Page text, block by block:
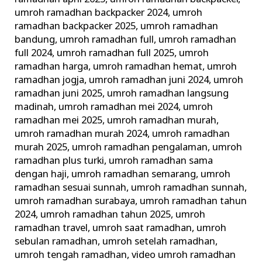
umroh ramadhan backpacker 2024, umroh
ramadhan backpacker 2025, umroh ramadhan
bandung, umroh ramadhan full, umroh ramadhan
full 2024, umroh ramadhan full 2025, umroh
ramadhan harga, umroh ramadhan hemat, umroh
ramadhan jogja, umroh ramadhan juni 2024, umroh
ramadhan juni 2025, umroh ramadhan langsung
madinah, umroh ramadhan mei 2024, umroh
ramadhan mei 2025, umroh ramadhan murah,
umroh ramadhan murah 2024, umroh ramadhan
murah 2025, umroh ramadhan pengalaman, umroh
ramadhan plus turki, umroh ramadhan sama
dengan haji, umroh ramadhan semarang, umroh
ramadhan sesuai sunnah, umroh ramadhan sunnah,
umroh ramadhan surabaya, umroh ramadhan tahun
2024, umroh ramadhan tahun 2025, umroh
ramadhan travel, umroh saat ramadhan, umroh
sebulan ramadhan, umroh setelah ramadhan,
umroh tengah ramadhan,video umroh ramadhan